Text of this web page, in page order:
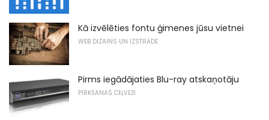
Kā izvēlēties fontu ģimenes jūsu vietnei
WEB DIZAINS UN IZSTRĀDE
Pirms iegādājaties Blu-ray atskaņotāju
PIRKŠANAS CEĻVEŽI